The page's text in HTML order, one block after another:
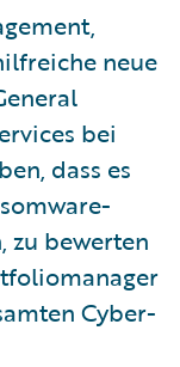
neue
bei
dass es
zu bewerten
Cyber-